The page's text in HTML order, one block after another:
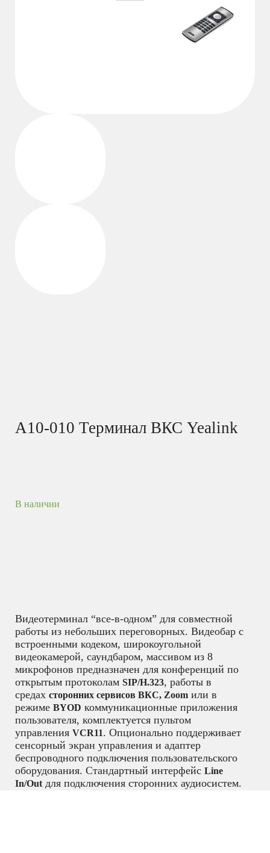
A10-010 Терминал ВКС Yealink
В наличии
Видеотерминал “все-в-одном” для совместной
работы из небольших переговорных. Видеобар с
встроенными кодеком, широкоугольной
видеокамерой, саундбаром, массивом из 8
микрофонов предназначен для конференций по
открытым протоколам SIP/H.323, работы в
средах сторонних сервисов ВКС, Zoom или в
режиме BYOD коммуникационные приложения
пользователя, комплектуется пультом
управления VCR11. Опционально поддерживает
сенсорный экран управления и адаптер
беспроводного подключения пользовательского
оборудования. Стандартный интерфейс Line
In/Out для подключения сторонних аудиосистем.